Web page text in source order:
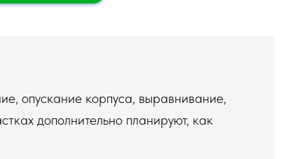
опускание корпуса, выравнивание,
дополнительно планируют, как